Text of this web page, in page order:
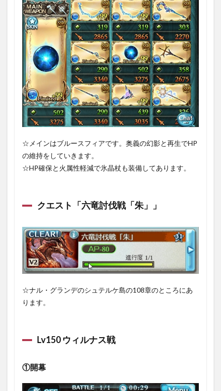
☆メインはブルースフィアです。奥義の幻影と再生でHP
の維持をしていきます。
☆HP確保と火属性軽減で氷晶杖も装備してあります。
クエスト「六竜討伐戦「朱」」
☆ナル・グランデのシュテルケ島の108章のところにあ
ります。
Lv150 ウィルナス戦
①開幕